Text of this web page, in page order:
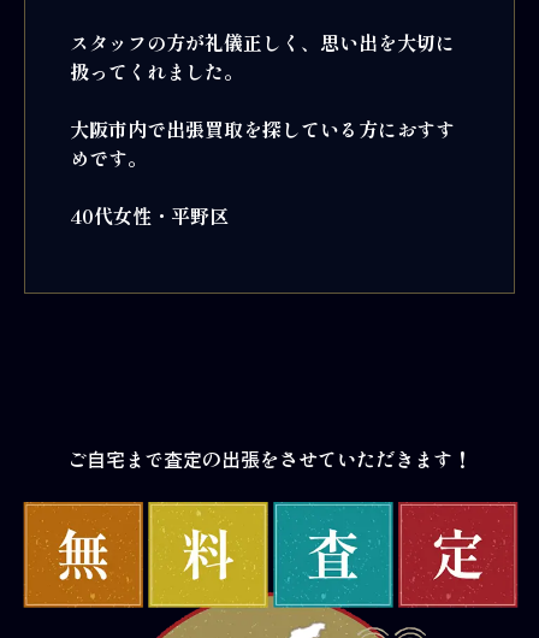
スタッフの方が礼儀正しく、思い出を大切に
扱ってくれました。
大阪市内で出張買取を探している方におすす
めです。
40代女性・平野区
ご自宅まで査定の出張をさせていただきます！